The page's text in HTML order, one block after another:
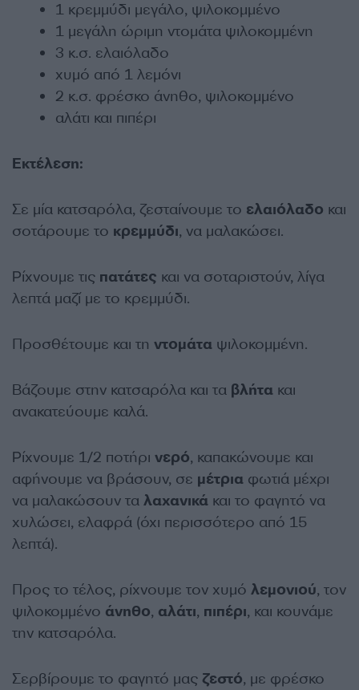
1 κρεμμύδι μεγάλο, ψιλοκομμένο
1 μεγάλη ώριμη ντομάτα ψιλοκομμένη
3 κ.σ. ελαιόλαδο
χυμό από 1 λεμόνι
2 κ.σ. φρέσκο άνηθο, ψιλοκομμένο
αλάτι και πιπέρι
Εκτέλεση:
Σε μία κατσαρόλα, ζεσταίνουμε το ελαιόλαδο και
σοτάρουμε το κρεμμύδι, να μαλακώσει.
Ρίχνουμε τις πατάτες και να σοταριστούν, λίγα
λεπτά μαζί με το κρεμμύδι.
Προσθέτουμε και τη ντομάτα ψιλοκομμένη.
Βάζουμε στην κατσαρόλα και τα βλήτα και
ανακατεύουμε καλά.
Ρίχνουμε 1/2 ποτήρι νερό, καπακώνουμε και
αφήνουμε να βράσουν, σε μέτρια φωτιά μέχρι
να μαλακώσουν τα λαχανικά και το φαγητό να
χυλώσει, ελαφρά (όχι περισσότερο από 15
λεπτά).
Προς το τέλος, ρίχνουμε τον χυμό λεμονιού, τον
ψιλοκομμένο άνηθο, αλάτι, πιπέρι, και κουνάμε
την κατσαρόλα.
Σερβίρουμε το φαγητό μας ζεστό, με φρέσκο